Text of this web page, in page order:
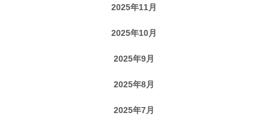
2025年11月
2025年10月
2025年9月
2025年8月
2025年7月